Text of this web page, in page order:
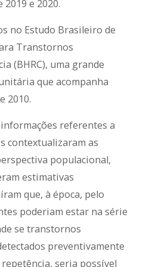
2019 e 2020.
no Estudo Brasileiro de
Transtornos
(BHRC), uma grande
que acompanha
2010.
referentes a
contextualizaram as
populacional,
estimativas
que, à época, pelo
poderiam estar na série
se transtornos
preventivamente
seria possível